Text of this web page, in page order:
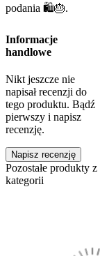
podania 🛍️🎂.
Informacje
handlowe
Nikt jeszcze nie
napisał recenzji do
tego produktu. Bądź
pierwszy i napisz
recenzję.
Napisz recenzję
Pozostałe produkty z
kategorii